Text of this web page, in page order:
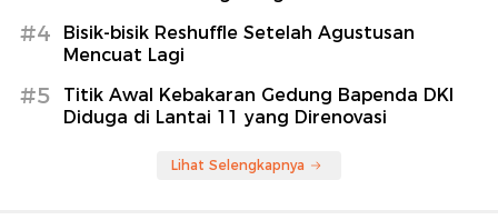
#4
Bisik-bisik Reshuffle Setelah Agustusan
Mencuat Lagi
#5
Titik Awal Kebakaran Gedung Bapenda DKI
Diduga di Lantai 11 yang Direnovasi
Lihat Selengkapnya